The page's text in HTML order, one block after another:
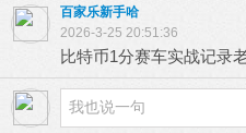
百家乐新手哈
2026-3-25 20:51:36
比特币1分赛车实战记录